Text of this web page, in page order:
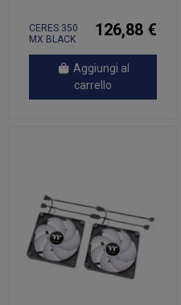
CERES 350
MX BLACK
126,88 €
Aggiungi al
carrello